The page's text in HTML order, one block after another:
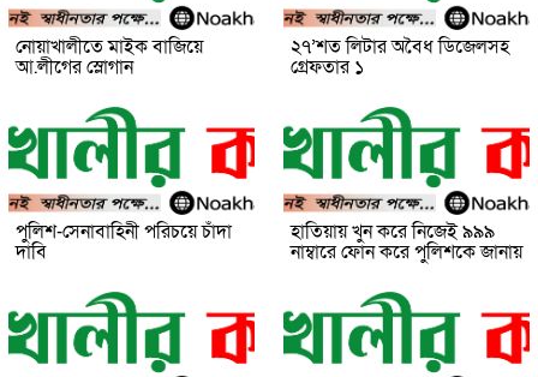
নোয়াখালীতে মাইক বাজিয়ে
আ.লীগের স্লোগান
২৭’শত লিটার অবৈধ ডিজেলসহ
গ্রেফতার ১
পুলিশ-সেনাবাহিনী পরিচয়ে চাঁদা
দাবি
হাতিয়ায় খুন করে নিজেই ৯৯৯
নাম্বারে ফোন করে পুলিশকে জানায়